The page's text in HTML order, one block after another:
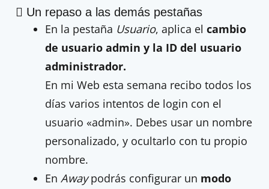
Un repaso a las demás pestañas
En la pestaña Usuario, aplica el cambio
de usuario admin y la ID del usuario
administrador.
En mi Web esta semana recibo todos los
días varios intentos de login con el
usuario «admin». Debes usar un nombre
personalizado, y ocultarlo con tu propio
nombre.
En Awaypodrás configurar un modo